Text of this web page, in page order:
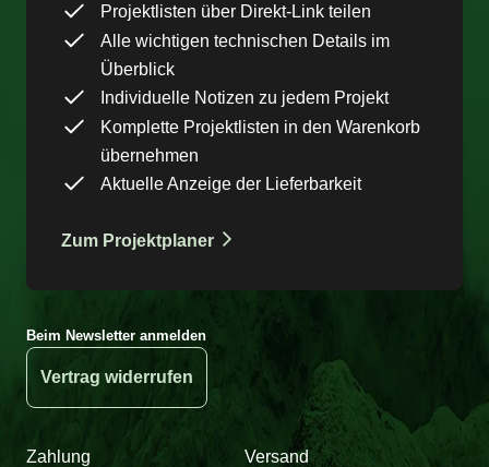
Projektlisten über Direkt-Link teilen
Alle wichtigen technischen Details im
Überblick
Individuelle Notizen zu jedem Projekt
Komplette Projektlisten in den Warenkorb
übernehmen
Aktuelle Anzeige der Lieferbarkeit
Zum Projektplaner
Beim Newsletter anmelden
Vertrag widerrufen
Zahlung Versand